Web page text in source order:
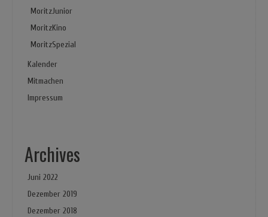
MoritzJunior
MoritzKino
MoritzSpezial
Kalender
Mitmachen
Impressum
Archives
Juni 2022
Dezember 2019
Dezember 2018